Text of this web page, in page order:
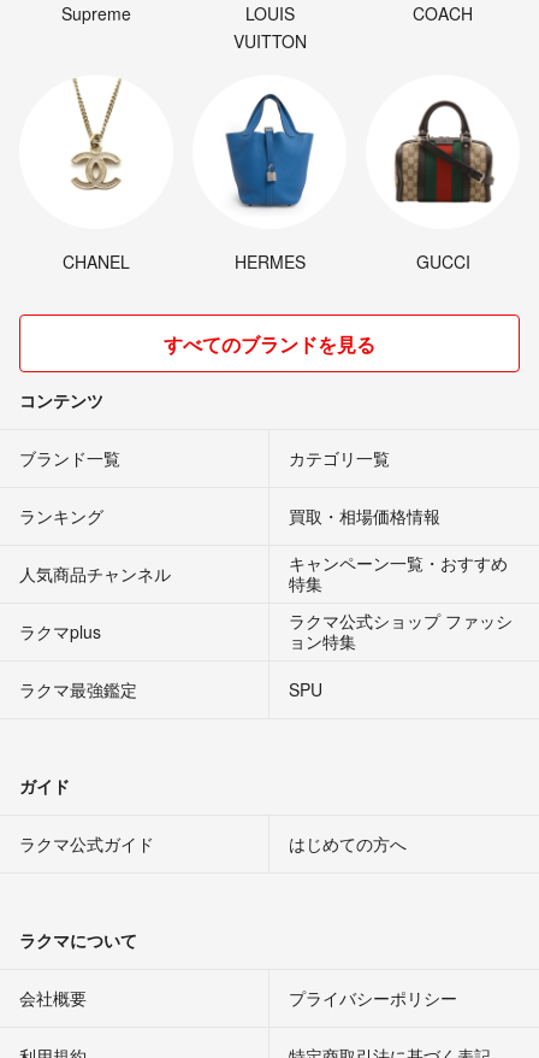
Supreme
LOUIS
VUITTON
COACH
CHANEL HERMES GUCCI
すべてのブランドを見る
コンテンツ
ブランド一覧 カテゴリ一覧
ランキング 買取・相場価格情報
人気商品チャンネル
キャンペーン一覧・おすすめ
特集
ラクマplus
ラクマ公式ショップ ファッシ
ョン特集
ラクマ最強鑑定
SPU
ガイド
ラクマ公式ガイド はじめての方へ
ラクマについて
会社概要 プライバシーポリシー